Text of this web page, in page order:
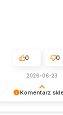
Komentarz
0 0
2026-06-23